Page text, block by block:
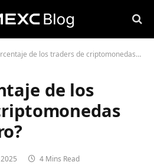
de los traders de criptomonedas ganan dinero?
de los
4 Mins Read